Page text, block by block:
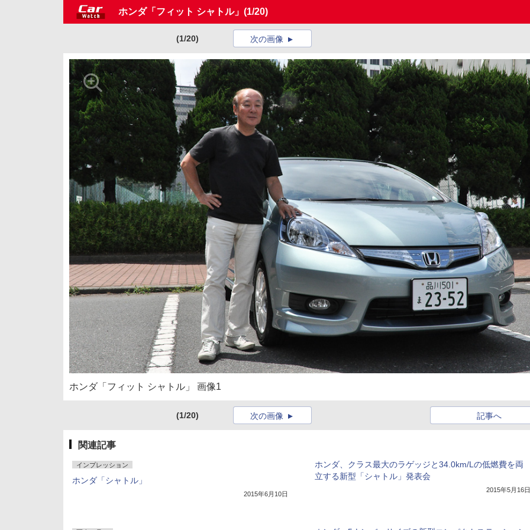
ホンダ「フィット シャトル」 (1/20)
(1/20) 次の画像
ホンダ「フィット シャトル」 画像1
(1/20) 記事へ
次の画像
関連記事
インプレッション
ホンダ「シャトル」
2015年6月10日
ホンダ、クラス最大のラゲッジと34.0km/Lの低燃費を両
立する新型「シャトル」発表会
2015年5月16日